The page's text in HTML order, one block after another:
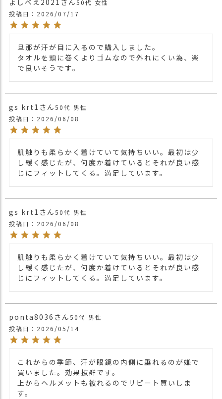
商品詳細
シーンで活躍します。
また、抗菌・抗ウイルス加工剤を使用したパイ
ル地で、手洗いでの洗濯も可能なので、常に清
＊パイル素材ですのでカラーや入荷時期によ
り、起毛の風合いが若干異なりますのでご了承
ください。
＊染色段階で抗菌防臭加工を施しています。
その為、はじめは独特な匂いがありますが、洗
濯して頂くと消えますのでご安心ください。
注意点
・長時間濡れたままで重ねて置いたり、汗や雨
などでぬれた時は他の衣料等に
移染する場合がございますのでお気を付け下さ
い。
・多少実際のカラーと異なる場合がございま
す。ご不安な事などございましたらお気軽にお
他のターバンヘアバンドはこちら
他の人気ルーズワッチは
カラー
【カラー バリエーション】
・ブラック 黒色 BLACK
・ベージュ 薄茶色 BEIGE
・ダークベージュ 薄い茶色 DARK BEIGE
・ダークグレー 灰色 DARK GRAY
・パープル 紫色 PURPLE
・ダークパープル 紫色 DARK PURPLE
・ホワイト 白色 WHITE
・ピンク 桃色 PINK
・ブルー 青色 BLUE
よしべえ2021 50代 女性
投稿日
2026/07/17
旦那が汗が目に入るので購入しました。
タオルを頭に巻くよりゴムなので外れにくい為、楽
で良いそうです。
gs krt1 50代 男性
投稿日
2026/06/08
肌触りも柔らかく着けていて気持ちいい。最初は少
し緩く感じたが、何度か着けているとそれが良い感
じにフィットしてくる。満足しています。
gs krt1 50代 男性
投稿日
2026/06/08
肌触りも柔らかく着けていて気持ちいい。最初は少
し緩く感じたが、何度か着けているとそれが良い感
じにフィットしてくる。満足しています。
ponta8036 50代 男性
投稿日
2026/05/14
これからの季節、汗が眼鏡の内側に垂れるのが嫌で
買いました。効果抜群です。
上からヘルメットも被れるのでリピート買いしま
す。